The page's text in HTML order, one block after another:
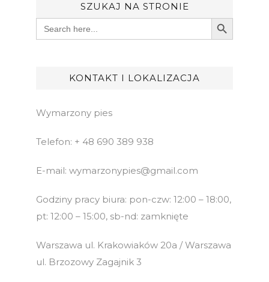
SZUKAJ NA STRONIE
Search
for:
Search Button
KONTAKT I LOKALIZACJA
Wymarzony pies
Telefon: + 48 690 389 938
E-mail: wymarzonypies@gmail.com
Godziny pracy biura: pon-czw: 12:00 – 18:00,
pt: 12:00 – 15:00, sb-nd: zamknięte
Warszawa ul. Krakowiaków 20a / Warszawa
ul. Brzozowy Zagajnik 3